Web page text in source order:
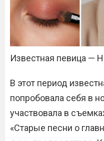
Известная певица —
В этот период
попробовала себя в
участвовала в
«Старые песни о